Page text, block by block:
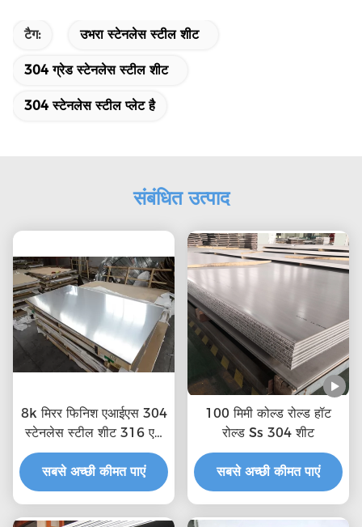
टैग: उभरा स्टेनलेस स्टील शीट
304 ग्रेड स्टेनलेस स्टील शीट
304 स्टेनलेस स्टील प्लेट है
संबंधित उत्पाद
8k मिरर फिनिश एआईएस 304
स्टेनलेस स्टील शीट 316 एल
स्टेनलेस स्टील प्लेट
सबसे अच्छी कीमत पाएं
100 मिमी कोल्ड रोल्ड हॉट
रोल्ड Ss 304 शीट
सबसे अच्छी कीमत पाएं